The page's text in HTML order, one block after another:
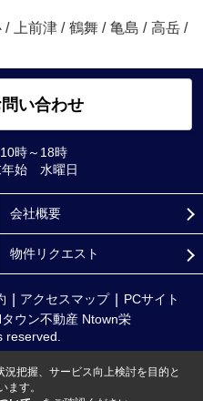
/ 上前津 / 鶴舞 / 亀島 / 高岳 /
い合わせ
10時～18時
年始 水曜日
会社概要
物件リクエスト
アクセスマップ
PCサイト
ウン不動産 Ntown栄
reserved.
把握、サービス向上検討を目的と
ます。